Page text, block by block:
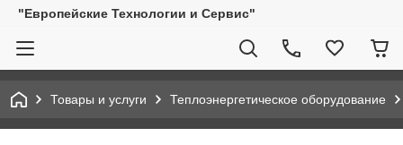
"Европейские Технологии и Сервис"
Товары и услуги Теплоэнергетическое оборудование